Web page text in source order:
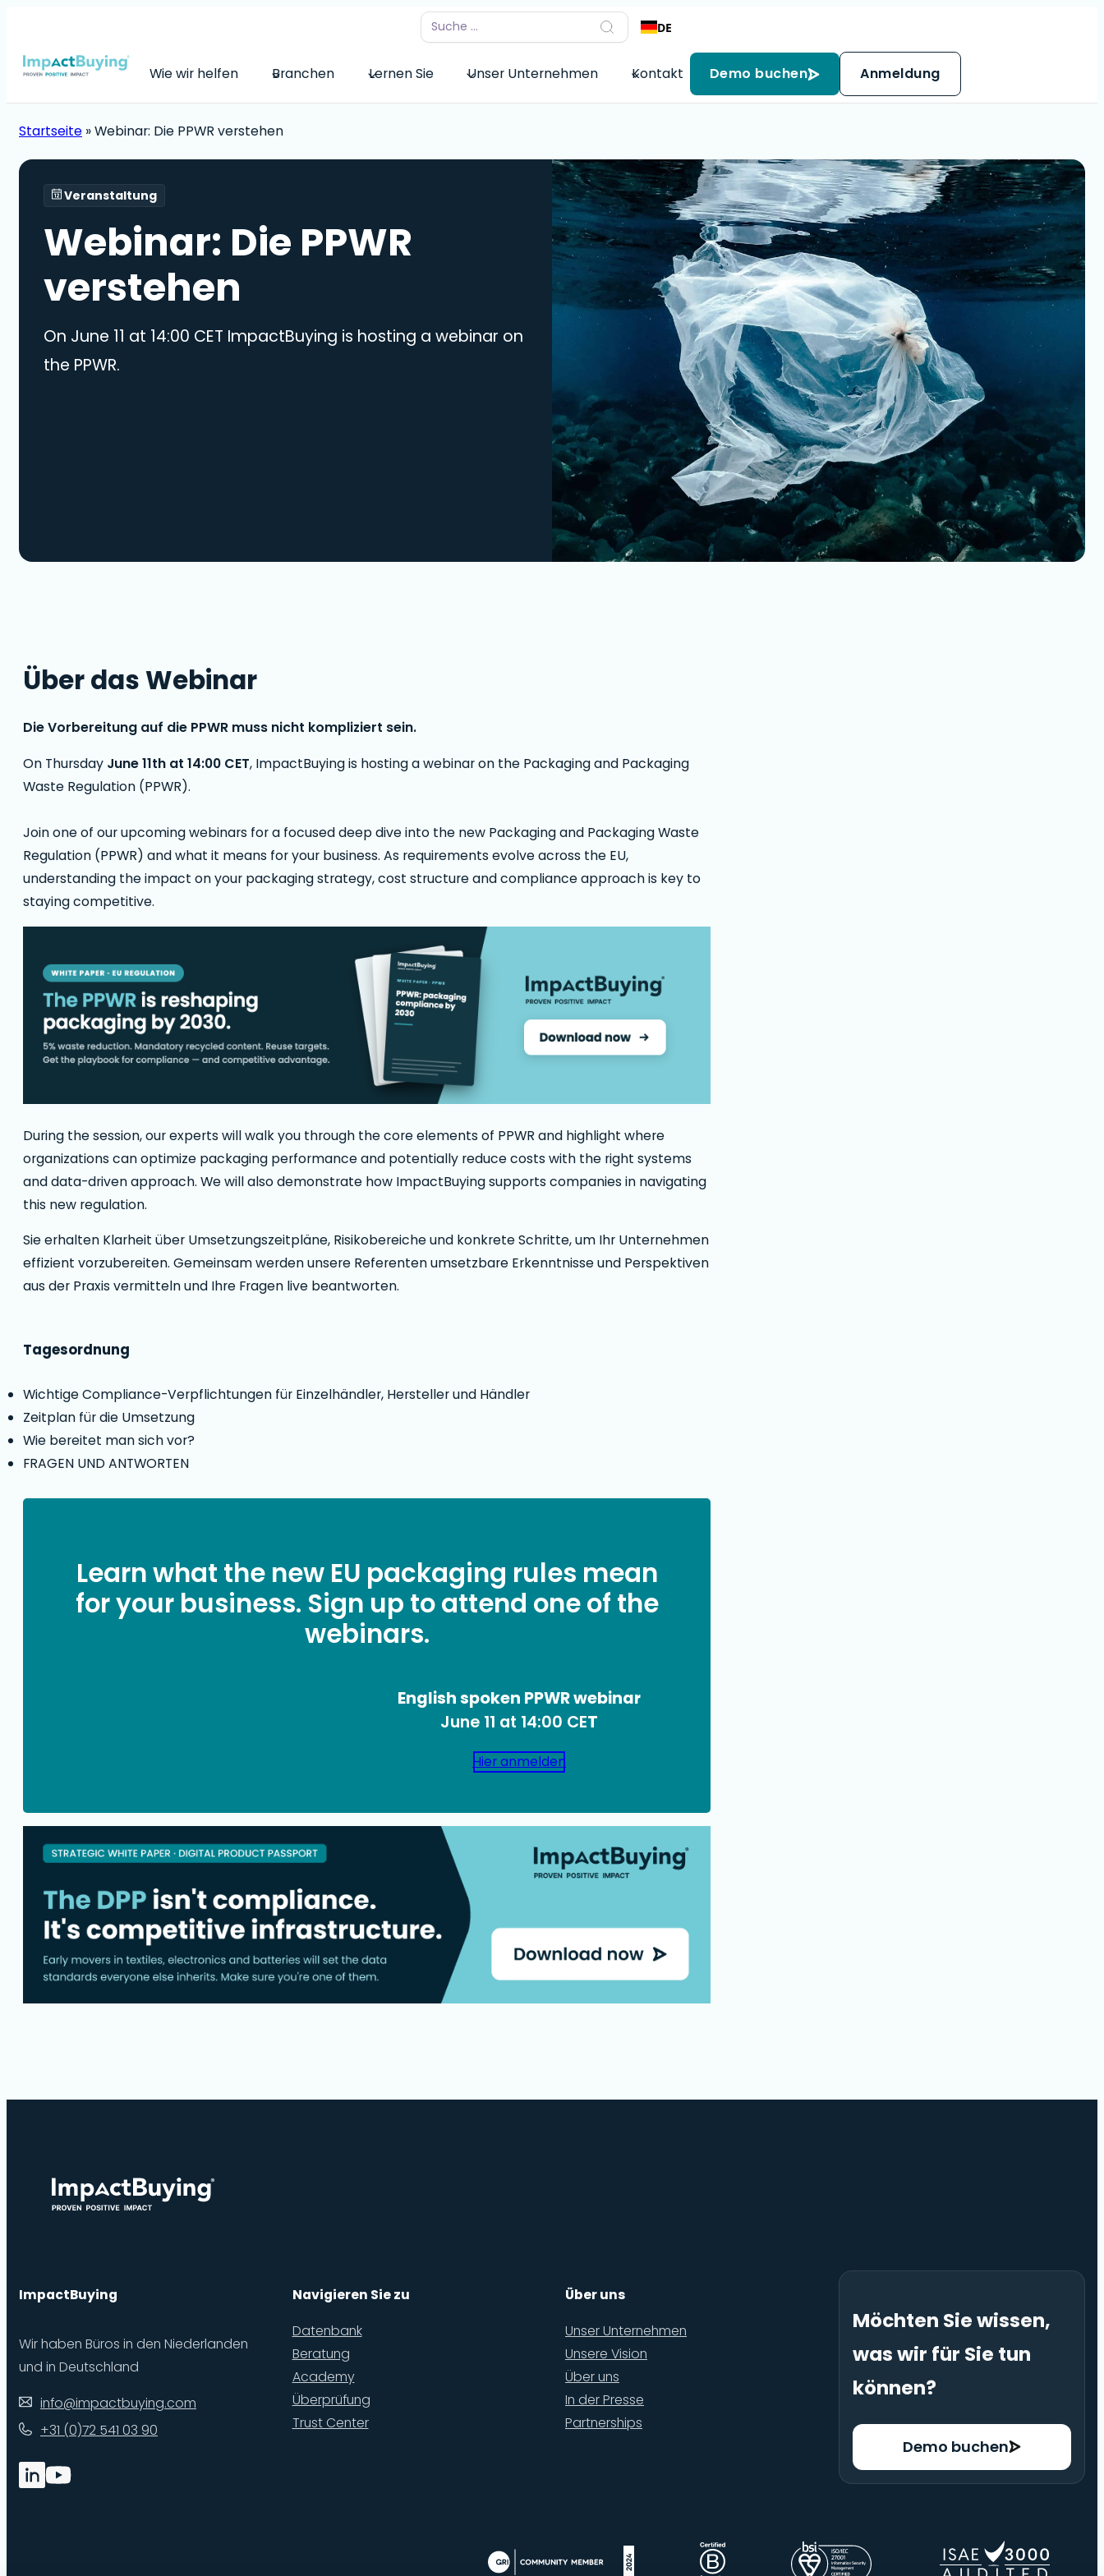
DE
Wie wir helfen Branchen Lernen Sie Unser Unternehmen Kontakt Demo buchen Anmeldung
Startseite »Webinar: Die PPWR verstehen
Veranstaltung
Webinar: Die PPWR
verstehen
On June 11 at 14:00 CET ImpactBuying is hosting a webinar on
the PPWR.
Über das Webinar
Die Vorbereitung auf die PPWR muss nicht kompliziert sein.
On Thursday June 11th at 14:00 CET, ImpactBuying is hosting a webinar on the Packaging and Packaging
Waste Regulation (PPWR).
Join one of our upcoming webinars for a focused deep dive into the new Packaging and Packaging Waste
Regulation (PPWR) and what it means for your business. As requirements evolve across the EU,
understanding the impact on your packaging strategy, cost structure and compliance approach is key to
staying competitive.
During the session, our experts will walk you through the core elements of PPWR and highlight where
organizations can optimize packaging performance and potentially reduce costs with the right systems
and data-driven approach. We will also demonstrate how ImpactBuying supports companies in navigating
this new regulation.
Sie erhalten Klarheit über Umsetzungszeitpläne, Risikobereiche und konkrete Schritte, um Ihr Unternehmen
effizient vorzubereiten. Gemeinsam werden unsere Referenten umsetzbare Erkenntnisse und Perspektiven
aus der Praxis vermitteln und Ihre Fragen live beantworten.
Tagesordnung
Wichtige Compliance-Verpflichtungen für Einzelhändler, Hersteller und Händler
Zeitplan für die Umsetzung
Wie bereitet man sich vor?
FRAGEN UND ANTWORTEN
Learn what the new EU packaging rules mean
for your business. Sign up to attend one of the
webinars.
English spoken PPWR webinar
June 11 at 14:00 CET
Hier anmelden
ImpactBuying
Wir haben Büros in den Niederlanden
und in Deutschland
info@impactbuying.com
+31 (0)72 541 03 90
Navigieren Sie zu
Datenbank
Beratung
Academy
Überprüfung
Trust Center
Über uns
Unser Unternehmen
Unsere Vision
Über uns
In der Presse
Partnerships
Möchten Sie wissen,
was wir für Sie tun
können?
Demo buchen